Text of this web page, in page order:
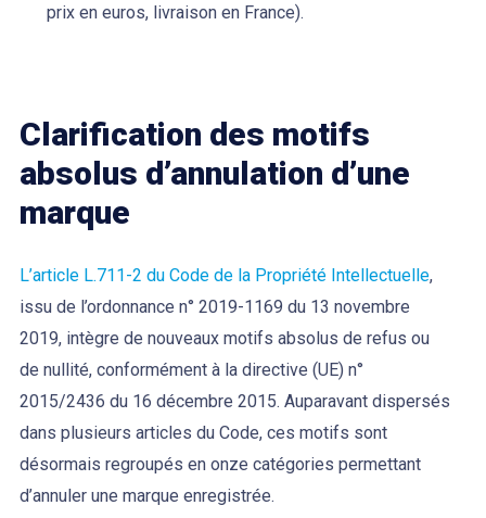
prix en euros, livraison en France).
Clarification des motifs
absolus d’annulation d’une
marque
L’article L.711-2 du Code de la Propriété Intellectuelle,
issu de l’ordonnance n° 2019-1169 du 13 novembre
2019, intègre de nouveaux motifs absolus de refus ou
de nullité, conformément à la directive (UE) n°
2015/2436 du 16 décembre 2015. Auparavant dispersés
dans plusieurs articles du Code, ces motifs sont
désormais regroupés en onze catégories permettant
d’annuler une marque enregistrée.